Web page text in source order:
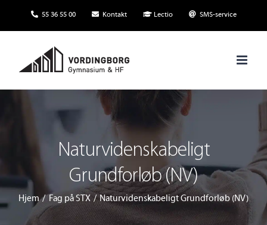
55 36 55 00 Kontakt Lectio SMS-service
Naturvidenskabeligt
Grundforløb (NV)
Hjem Fag på STX Naturvidenskabeligt Grundforløb (NV)